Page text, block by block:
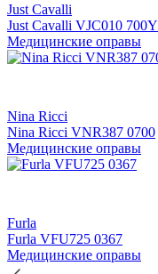
Just Cavalli
Just Cavalli VJC010 700Y
Медицинские оправы
Nina Ricci
Nina Ricci VNR387 0700
Медицинские оправы
Furla
Furla VFU725 0367
Медицинские оправы